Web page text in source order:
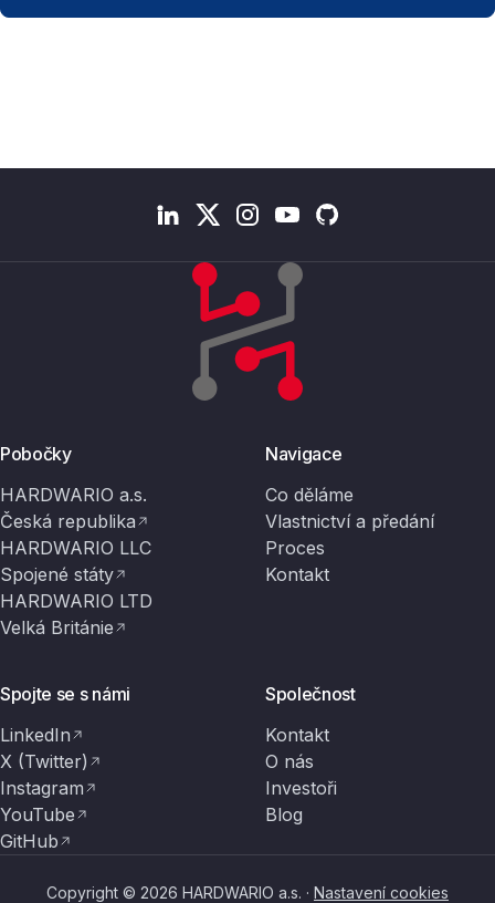
Pobočky
HARDWARIO a.s.
Česká republika
HARDWARIO LLC
Spojené státy
HARDWARIO LTD
Velká Británie
Navigace
Co děláme
Vlastnictví a předání
Proces
Kontakt
Spojte se s námi
LinkedIn
X (Twitter)
Instagram
YouTube
GitHub
Společnost
Kontakt
O nás
Investoři
Blog
Copyright © 2026 HARDWARIO a.s. · Nastavení cookies